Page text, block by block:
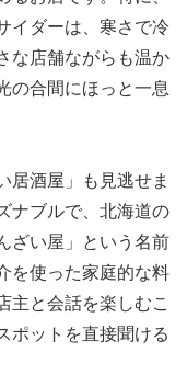
イダーは、寒さで冷
な店舗ながらも温か
の合間にほっと一息
居酒屋」も見逃せま
ナブルで、北海道の
ざい屋」という名前
を使った家庭的な料
主と会話を楽しむこ
ポットを直接聞ける